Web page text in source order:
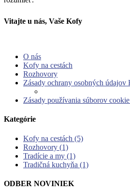
Vitajte u nás, Vaše Kofy
O nás
Kofy na cestách
Rozhovory
Zásady ochrany osobných údajov
Zásady používania súborov
Kategórie
Kofy na cestách (5)
Rozhovory (1)
Tradície a my (1)
Tradičná kuchyňa (1)
ODBER NOVINIEK